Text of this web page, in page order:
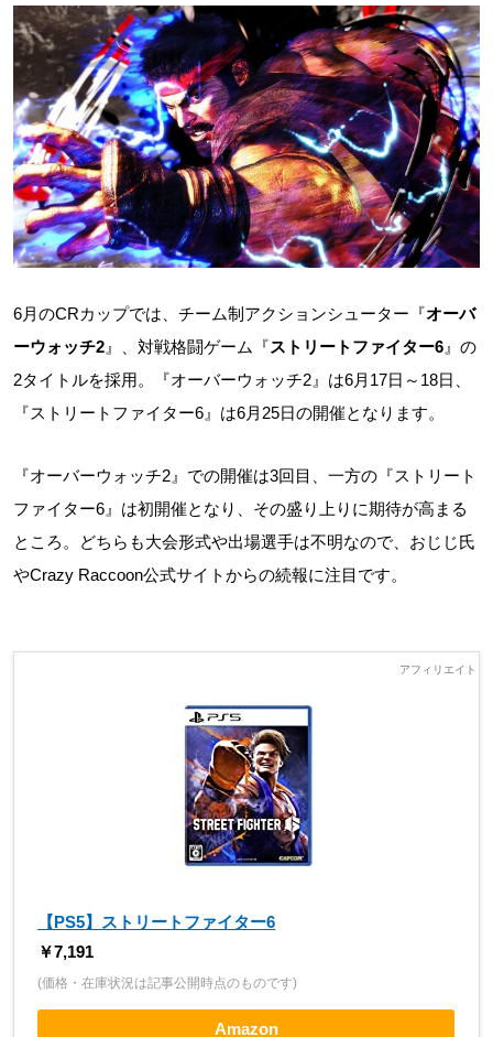
6月のCRカップでは、チーム制アクションシューター『オーバ
ーウォッチ2 』、対戦格闘ゲーム『ストリートファイター6 』の
2タイトルを採用。『オーバーウォッチ2』は6月17日～18日、
『ストリートファイター6』は6月25日の開催となります。
『オーバーウォッチ2』での開催は3回目、一方の『ストリート
ファイター6』は初開催となり、その盛り上りに期待が高まる
ところ。どちらも大会形式や出場選手は不明なので、おじじ氏
やCrazy Raccoon公式サイトからの続報に注目です。
【PS5】ストリートファイター6
￥7,191
(価格・在庫状況は記事公開時点のものです)
Amazon